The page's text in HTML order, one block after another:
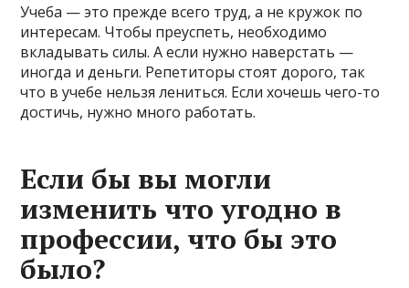
Учеба — это прежде всего труд, а не кружок по
интересам. Чтобы преуспеть, необходимо
вкладывать силы. А если нужно наверстать —
иногда и деньги. Репетиторы стоят дорого, так
что в учебе нельзя лениться. Если хочешь чего-то
достичь, нужно много работать.
Если бы вы могли
изменить что угодно в
профессии, что бы это
было?